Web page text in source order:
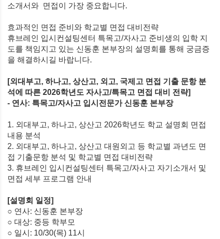
소개서와 면접이 가장 중요합니다.
효과적인 면접 준비와 학교별 면접 대비전략
휴브레인 입시컨설팅센터 특목고/자사고 준비생의 입학 지
도를 책임지고 있는 신동훈 본부장의 설명회를 통해 궁금증
을 해결하시길 바랍니다.
[외대부고, 하나고, 상산고, 외고, 국제고 면접 기출 문항 분
석에 따른 2026학년도 자사고/특목고 면접 대비 전략]
- 연사: 특목고/자사고 입시전문가 신동훈 본부장
1. 외대부고, 하나고, 상산고 2026학년도 학교 설명회 면접
내용 분석
2. 외대부고, 하나고, 상산고 대원외고 등 학교별 과년도 면
접 기출문항 분석 및 학교별 면접 대비전략
3. 휴브레인 입시컨설팅센터 특목고/자사고 자기소개서 및
면접 세부 프로그램 안내
[설명회 일정]
○ 연사: 신동훈 본부장
○ 대상: 중등 학부모
○ 일시 : 10/30(목) 11시